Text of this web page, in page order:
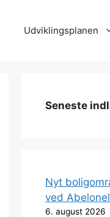
Udviklingsplanen
Seneste
Nyt
ved
6. august 2026